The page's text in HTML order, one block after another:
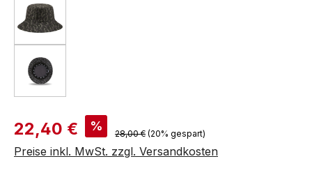
Verkaufspreis:
22,40 € % Regulärer Preis:
28,00 € (20% gespart)
Preise inkl. MwSt. zzgl. Versandkosten